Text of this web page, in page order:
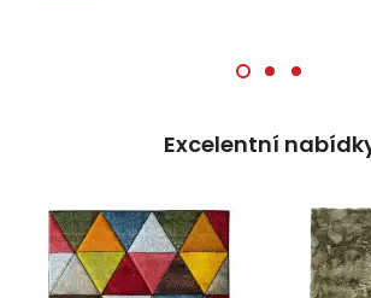
Excelentní